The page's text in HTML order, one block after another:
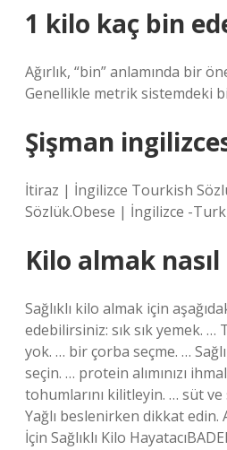
1 kilo kaç bin
Ağırlık, “bin” anlamında bir
Genellikle metrik sistemdeki
Şişman
İtiraz | İngilizce Tourkish
Sözlük.Obese | İngilizce -
Kilo almak
Sağlıklı kilo almak için
edebilirsiniz: sık sık yemek. …
yok. … bir çorba seçme. …
seçin. … protein alımınızı
tohumlarını kilitleyin. … süt
Yağlı beslenirken dikkat edin.
İçin Sağlıklı Kilo